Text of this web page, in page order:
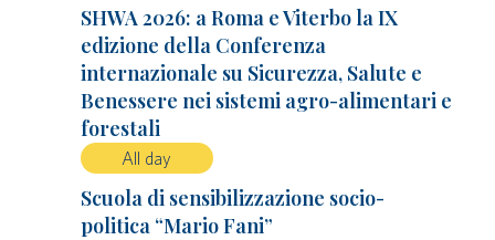
SHWA 2026: a Roma e Viterbo la IX
edizione della Conferenza
internazionale su Sicurezza, Salute e
Benessere nei sistemi agro-alimentari e
forestali
All day
Scuola di sensibilizzazione socio-
politica “Mario Fani”